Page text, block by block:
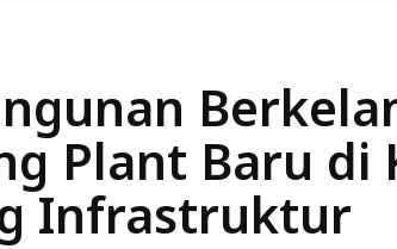
Plant Baru
Infrastruktur